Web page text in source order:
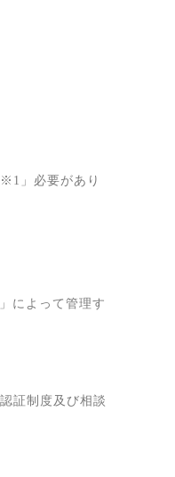
※ 1 」必要があり
によって管理す
証制度及び相談